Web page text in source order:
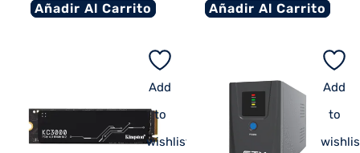
Añadir Al Carrito Añadir Al Carrito
Add
to
wishlist
Add
to